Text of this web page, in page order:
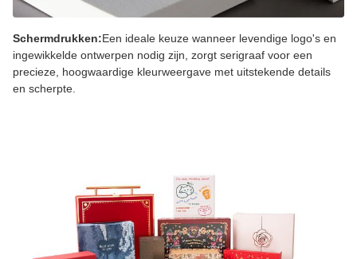
Schermdrukken:Een ideale keuze wanneer levendige logo's en
ingewikkelde ontwerpen nodig zijn, zorgt serigraaf voor een
precieze, hoogwaardige kleurweergave met uitstekende details
en scherpte.